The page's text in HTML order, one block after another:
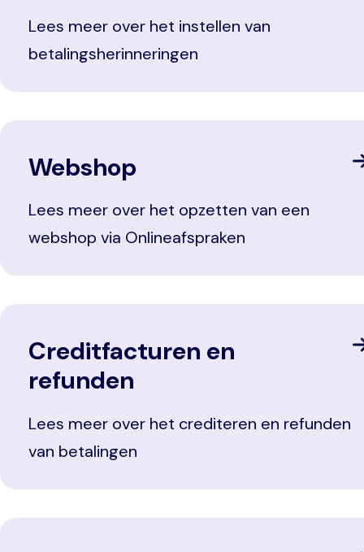
Lees meer over het instellen van
betalingsherinneringen
Webshop
Lees meer over het opzetten van een
webshop via Onlineafspraken
Creditfacturen en
refunden
Lees meer over het crediteren en refunden
van betalingen